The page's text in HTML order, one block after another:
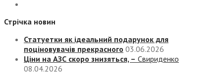
Стрічка новин
Статуетки як ідеальний подарунок для
поціновувачів прекрасного 03.06.2026
Ціни на АЗС скоро знизяться, – Свириденко
08.04.2026